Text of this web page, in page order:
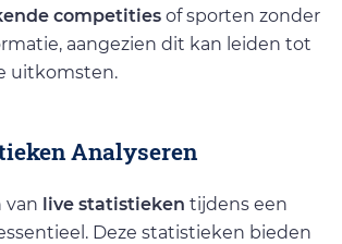
competities of sporten zonder
aangezien dit kan leiden tot
uitkomsten.
Analyseren
van live statistieken tijdens een
Deze statistieken bieden